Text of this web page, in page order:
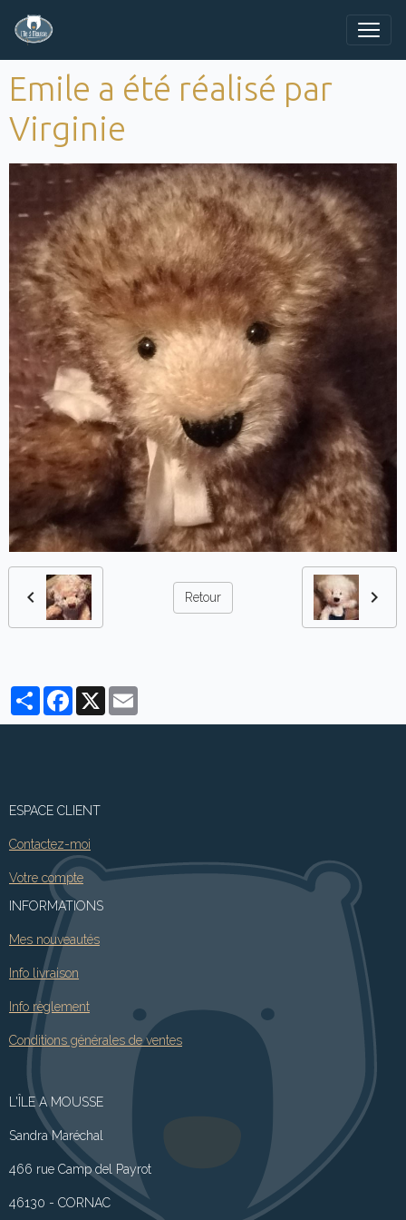
Emile a été réalisé par
Virginie
Retour
PartagerFacebook
X
ESPACE CLIENT
Contactez-moi
Votre compte
INFORMATIONS
Mes nouveautés
Info livraison
Info règlement
Conditions générales de ventes
L'ÎLE A MOUSSE
Sandra Maréchal
466 rue Camp del Payrot
46130 - CORNAC